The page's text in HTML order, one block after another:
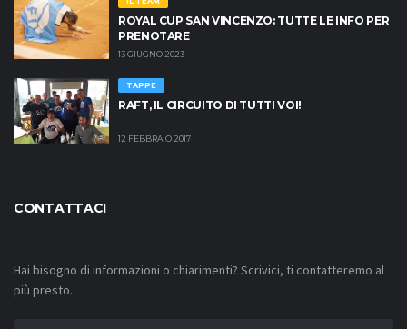
ROYAL CUP SAN VINCENZO: TUTTE LE INFO PER
PRENOTARE
13 GIUGNO 2023
TAPPE
RAFT, IL CIRCUITO DI TUTTI VOI!
12 FEBBRAIO 2017
CONTATTACI
Hai bisogno di informazioni o chiarimenti? Scrivici, ti contatteremo al
più presto.